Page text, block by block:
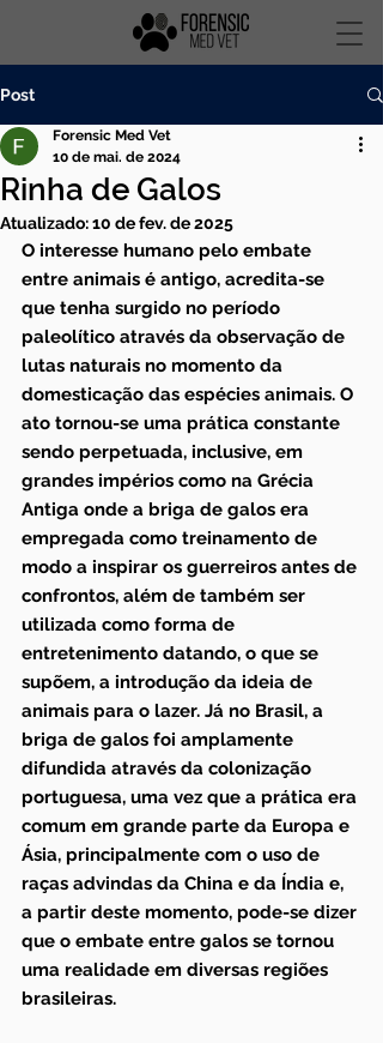
Post
Rinha de Galos
Forensic Med Vet
10 de mai. de 2024
Atualizado:10 de fev. de 2025
O interesse humano pelo embate
entre animais é antigo, acredita-se
que tenha surgido no período
paleolítico através da observação de
lutas naturais no momento da
domesticação das espécies animais. O
ato tornou-se uma prática constante
sendo perpetuada, inclusive, em
grandes impérios como na Grécia
Antiga onde a briga de galos era
empregada como treinamento de
modo a inspirar os guerreiros antes de
confrontos, além de também ser
utilizada como forma de
entretenimento datando, o que se
supõem, a introdução da ideia de
animais para o lazer. Já no Brasil, a
briga de galos foi amplamente
difundida através da colonização
portuguesa, uma vez que a prática era
comum em grande parte da Europa e
Ásia, principalmente com o uso de
raças advindas da China e da Índia e,
a partir deste momento, pode-se dizer
que o embate entre galos se tornou
uma realidade em diversas regiões
brasileiras.